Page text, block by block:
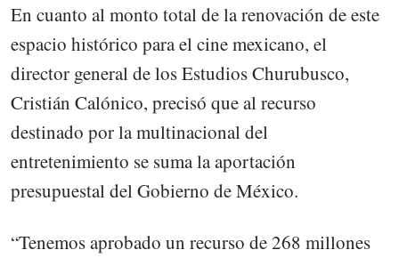
En cuanto al monto total de la renovación de este
espacio histórico para el cine mexicano, el
director general de los Estudios Churubusco,
Cristián Calónico, precisó que al recurso
destinado por la multinacional del
entretenimiento se suma la aportación
presupuestal del Gobierno de México.
“Tenemos aprobado un recurso de 268 millones